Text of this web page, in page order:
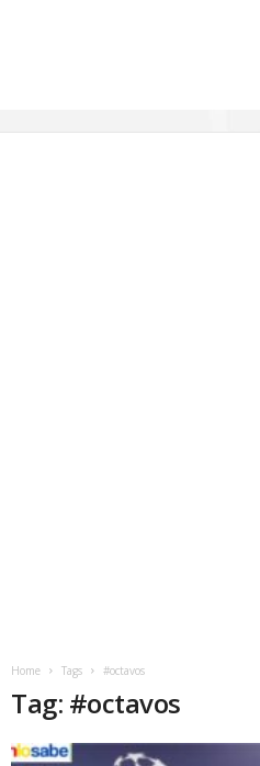
Home Tags #octavos
Tag: #octavos